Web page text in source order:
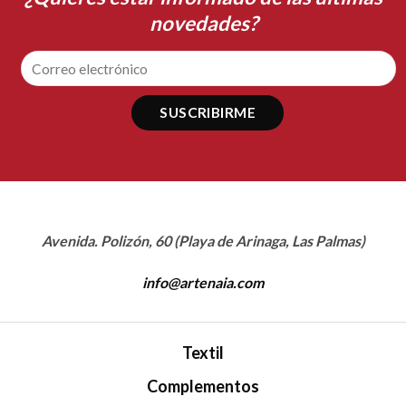
novedades?
Avenida. Polizón, 60 (Playa de Arinaga, Las Palmas)
info@artenaia.com
Textil
Complementos